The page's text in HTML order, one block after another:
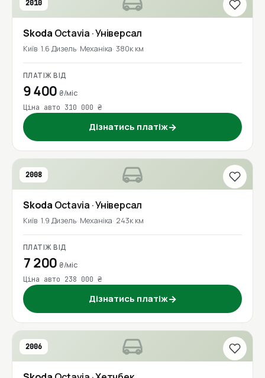
2010
Skoda Octavia · Універсал
Київ 1.6 Дизель Механіка 380к км
ПЛАТІЖ ВІД
9 400₴/міс
Ціна авто 310 000 ₴
Дізнатись платіж→
2008
Skoda Octavia · Універсал
Київ 1.9 Дизель Механіка 243к км
ПЛАТІЖ ВІД
7 200₴/міс
Ціна авто 238 000 ₴
Дізнатись платіж→
2006